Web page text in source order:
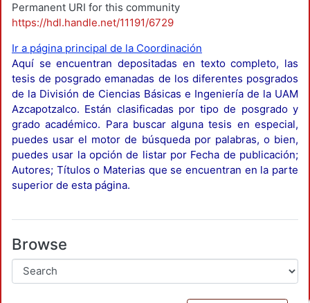
Permanent URI for this community
https://hdl.handle.net/11191/6729
Ir a página principal de la Coordinación
Aquí se encuentran depositadas en texto completo, las
tesis de posgrado emanadas de los diferentes posgrados
de la División de Ciencias Básicas e Ingeniería de la UAM
Azcapotzalco. Están clasificadas por tipo de posgrado y
grado académico. Para buscar alguna tesis en especial,
puedes usar el motor de búsqueda por palabras, o bien,
puedes usar la opción de listar por Fecha de publicación;
Autores; Títulos o Materias que se encuentran en la parte
superior de esta página.
Browse